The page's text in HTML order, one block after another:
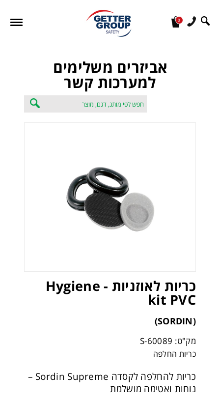
0
אביזרים משלימים
למערכות קשר
כריות לאוזניות - Hygiene
kit PVC
(SORDIN)
מק"ט: 60089-S
כריות החלפה
כריות להחלפה לקסדה Sordin Supreme –
נוחות ואטימה מושלמת